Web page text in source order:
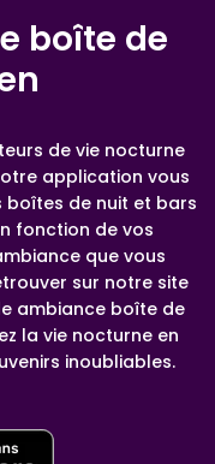
boîte de
de vie nocturne
application vous
boîtes de nuit et bars
fonction de vos
que vous
sur notre site
ambiance boîte de
la vie nocturne en
inoubliables.